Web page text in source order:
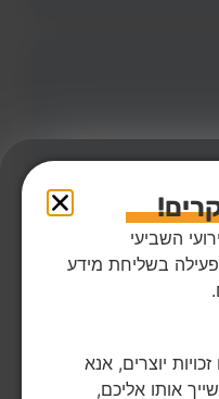
27, נהריה
השביעי
בשליחת מידע
יוצרים, אנא
אותו אליכם,